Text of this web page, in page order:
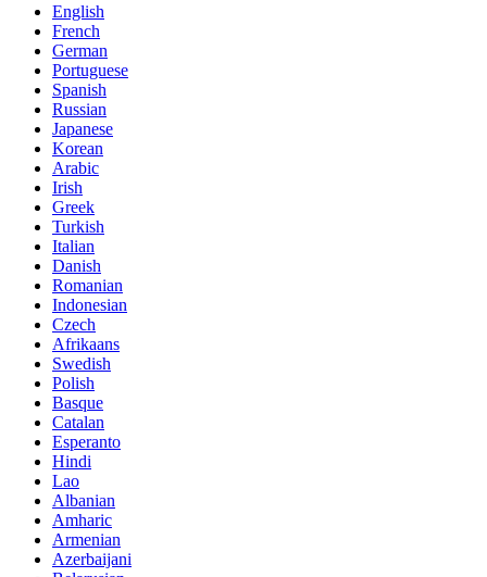
English
French
German
Portuguese
Spanish
Russian
Japanese
Korean
Arabic
Irish
Greek
Turkish
Italian
Danish
Romanian
Indonesian
Czech
Afrikaans
Swedish
Polish
Basque
Catalan
Esperanto
Hindi
Lao
Albanian
Amharic
Armenian
Azerbaijani